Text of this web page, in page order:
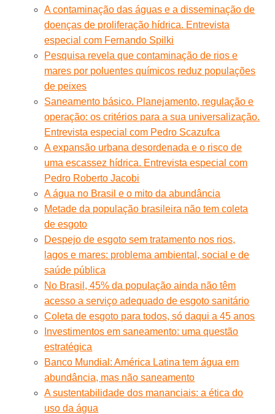
A contaminação das águas e a disseminação de
doenças de proliferação hídrica. Entrevista
especial com Fernando Spilki
Pesquisa revela que contaminação de rios e
mares por poluentes químicos reduz populações
de peixes
Saneamento básico. Planejamento, regulação e
operação: os critérios para a sua universalização.
Entrevista especial com Pedro Scazufca
A expansão urbana desordenada e o risco de
uma escassez hídrica. Entrevista especial com
Pedro Roberto Jacobi
A água no Brasil e o mito da abundância
Metade da população brasileira não tem coleta
de esgoto
Despejo de esgoto sem tratamento nos rios,
lagos e mares: problema ambiental, social e de
saúde pública
No Brasil, 45% da população ainda não têm
acesso a serviço adequado de esgoto sanitário
Coleta de esgoto para todos, só daqui a 45 anos
Investimentos em saneamento: uma questão
estratégica
Banco Mundial: América Latina tem água em
abundância, mas não saneamento
A sustentabilidade dos mananciais: a ética do
uso da água